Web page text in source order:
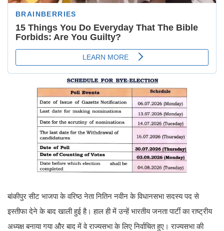
बांकीपुर सीट भाजपा के वरिष्ठ नेता नितिन नवीन के विधानसभा सदस्य पद से
इस्तीफा देने के बाद खाली हुई है। हाल ही में उन्हें भारतीय जनता पार्टी का राष्ट्रीय
अध्यक्ष बनाया गया और बाद में वे राज्यसभा के लिए निर्वाचित हुए। राज्यसभा की